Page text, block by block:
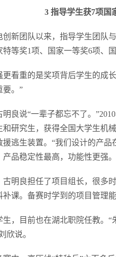
3 指导学生获7项国
创新团队以来，指导学生团队
等奖1项、国家一等奖6项、
看重的是奖项背后学生的成
要。”
良说“一辈子都忘不了。
研究生，获得全国大学生机
逃生装置。“我们设计的产
品稳定性最高，功能性更强
明良担任了项目组长，很多
课。备赛时学到的项目管理
，目前也在湖北职院任教。“
欣说。